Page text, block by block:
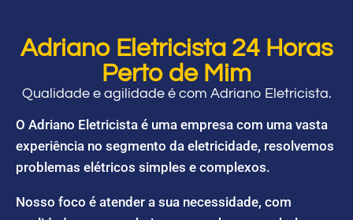
Adriano Eletricista 24 Horas
Perto de Mim
Qualidade e agilidade é com Adriano Eletricista.
O Adriano Eletricista é uma empresa com uma vasta
experiência no segmento da eletricidade, resolvemos
problemas elétricos simples e complexos.
Nosso foco é atender a sua necessidade, com